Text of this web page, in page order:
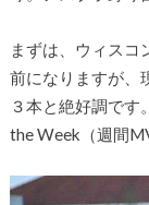
まずは、ウィスコ
前になりますが、
３本と絶好調で
the Week（週間